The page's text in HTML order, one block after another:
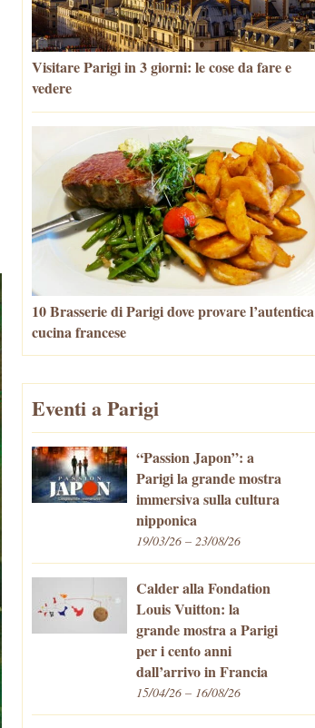
Visitare Parigi in 3 giorni: le cose da fare e
vedere
10 Brasserie di Parigi dove provare l’autentica
cucina francese
Eventi a Parigi
“Passion Japon”: a
Parigi la grande mostra
immersiva sulla cultura
nipponica
19/03/26 – 23/08/26
Calder alla Fondation
Louis Vuitton: la
grande mostra a Parigi
per i cento anni
dall’arrivo in Francia
15/04/26 – 16/08/26